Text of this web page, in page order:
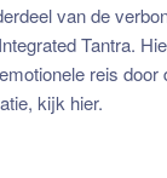
van de
Tantra.
reis door
kijk hier.